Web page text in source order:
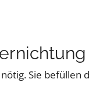
Sie